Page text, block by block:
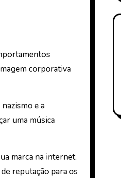
corporativa
e a
uma música
marca na internet.
reputação para os